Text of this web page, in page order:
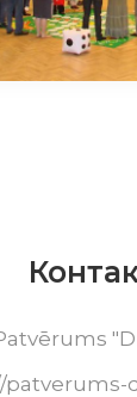
patverums-